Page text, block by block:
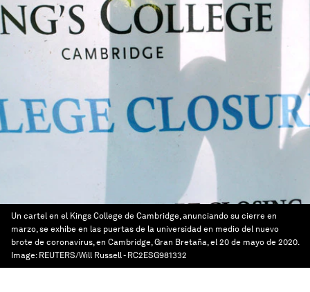
Un cartel en el Kings College de Cambridge, anunciando su cierre en
marzo, se exhibe en las puertas de la universidad en medio del nuevo
brote de coronavirus, en Cambridge, Gran Bretaña, el 20 de mayo de 2020.
Image: REUTERS/Will Russell - RC2ESG981332